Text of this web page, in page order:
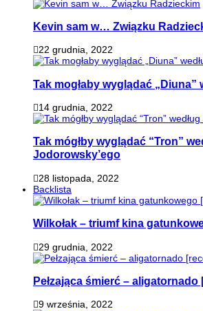
Kevin sam w… Związku
22 grudnia, 2022
Tak mogłaby wyglądać „Diuna”
14 grudnia, 2022
Tak mógłby wyglądać “Tron”
Jodorowsky’ego
28 listopada, 2022
Backlista
Wilkołak – triumf kina
29 grudnia, 2022
Pełzająca śmierć – aligatornado
9 września, 2022